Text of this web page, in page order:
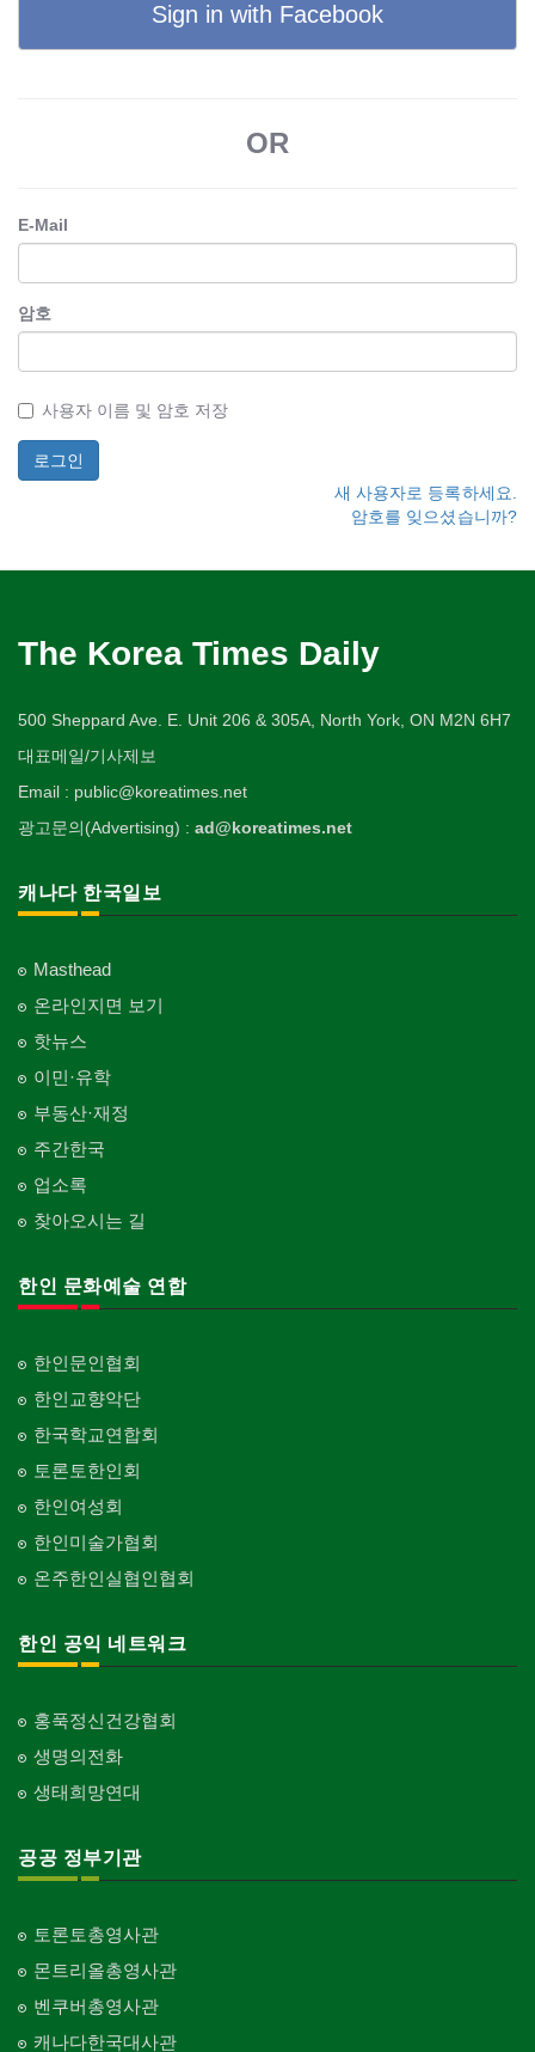
Sign in with Facebook
OR
E-Mail
암호
사용자 이름 및 암호 저장
새 사용자로 등록하세요.
암호를 잊으셨습니까?
The Korea Times Daily
500 Sheppard Ave. E. Unit 206 & 305A, North York, ON M2N 6H7
대표메일/기사제보
Email : public@koreatimes.net
광고문의(Advertising) : ad@koreatimes.net
캐나다 한국일보
Masthead
온라인지면 보기
핫뉴스
이민·유학
부동산·재정
주간한국
업소록
찾아오시는 길
한인 문화예술 연합
한인문인협회
한인교향악단
한국학교연합회
토론토한인회
한인여성회
한인미술가협회
온주한인실협인협회
한인 공익 네트워크
홍푹정신건강협회
생명의전화
생태희망연대
공공 정부기관
토론토총영사관
몬트리올총영사관
벤쿠버총영사관
캐나다한국대사관